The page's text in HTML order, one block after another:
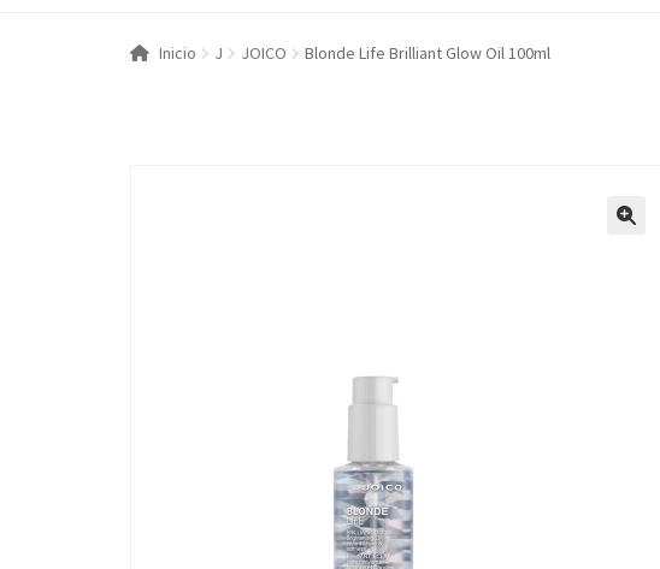
Inicio J JOICO Blonde Life Brilliant Glow Oil 100ml